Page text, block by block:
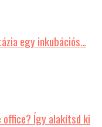
egy inkubációs…
Így alakítsd ki